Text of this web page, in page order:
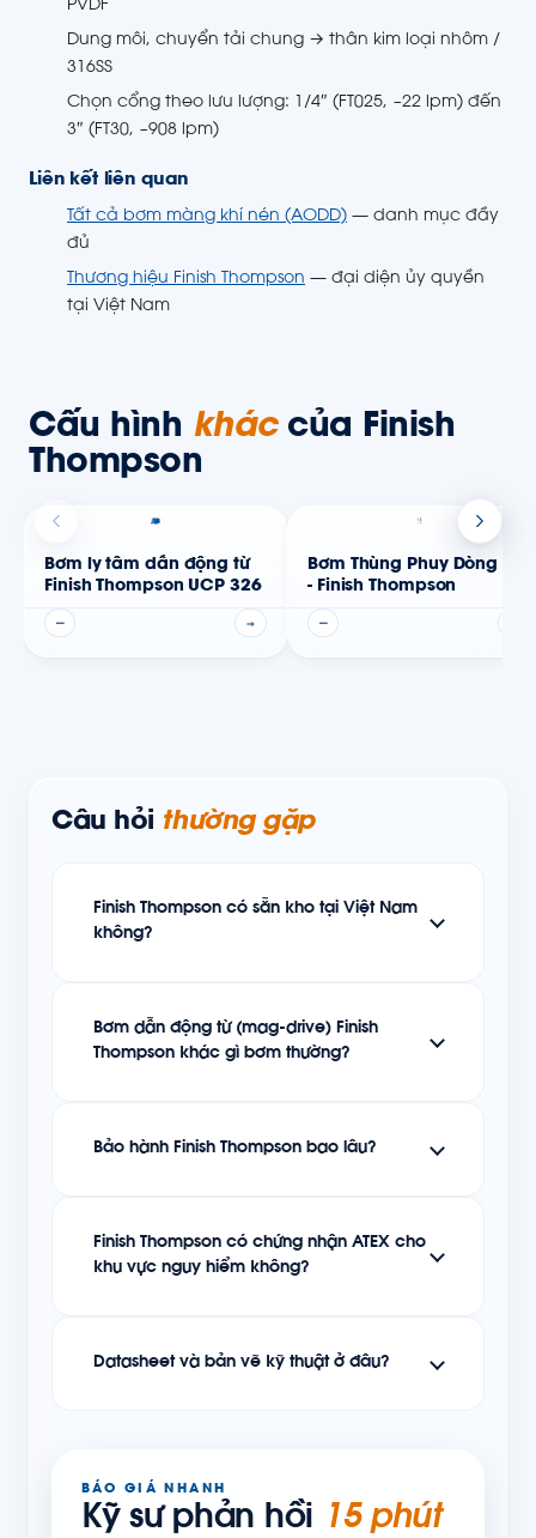
PVDF
Dung môi, chuyển tải chung → thân kim loại nhôm /
316SS
Chọn cổng theo lưu lượng: 1/4″ (FT025, ~22 lpm) đến
3″ (FT30, ~908 lpm)
Liên kết liên quan
Tất cả bơm màng khí nén (AODD) — danh mục đầy
đủ
Thương hiệu Finish Thompson — đại diện ủy quyền
tại Việt Nam
Cấu hình kháccủa Finish
Thompson
Bơm ly tâm dẫn động từ
Finish Thompson UCP 326
— →
Bơm Thùng Phuy Dòng TB
- Finish Thompson
—
Câu hỏi thường gặp
Finish Thompson có sẵn kho tại Việt Nam
không?
Bơm dẫn động từ (mag-drive) Finish
Thompson khác gì bơm thường?
Bảo hành Finish Thompson bao lâu?
Finish Thompson có chứng nhận ATEX cho
khu vực nguy hiểm không?
Datasheet và bản vẽ kỹ thuật ở đâu?
BÁO GIÁ NHANH
Kỹ sư phản hồi 15 phút